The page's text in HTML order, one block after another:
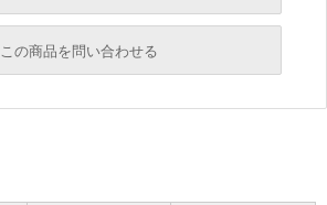
必須
この商品を問い合わせる